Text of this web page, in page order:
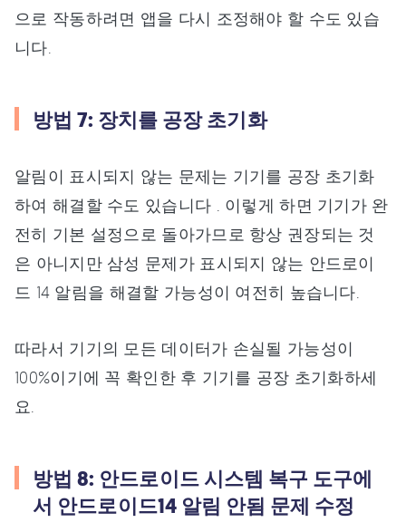
으로 작동하려면 앱을 다시 조정해야 할 수도 있습
니다.
방법 7: 장치를 공장 초기화
알림이 표시되지 않는 문제는 기기를 공장 초기화
하여 해결할 수도 있습니다 . 이렇게 하면 기기가 완
전히 기본 설정으로 돌아가므로 항상 권장되는 것
은 아니지만 삼성 문제가 표시되지 않는 안드로이
드 14 알림을 해결할 가능성이 여전히 높습니다.
따라서 기기의 모든 데이터가 손실될 가능성이
100%이기에 꼭 확인한 후 기기를 공장 초기화하세
요.
방법 8: 안드로이드 시스템 복구 도구에
서 안드로이드14 알림 안됨 문제 수정